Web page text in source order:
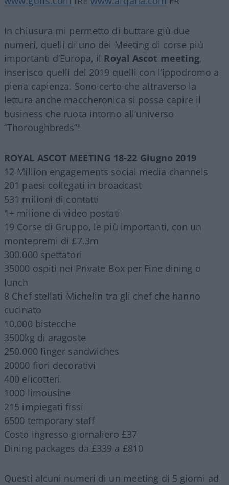
In chiusura mi permetto di buttare giù due
numeri, quelli di uno dei Meeting di corse più
importanti d’Europa, il Royal Ascot meeting,
inserisco quelli del 2019 quelli con l’ippodromo a
piena capienza. Sono certo che attraverso la
lettura anche maccheronica si possa capire il
business che ruota intorno all’universo
“Thoroughbreds”!
ROYAL ASCOT MEETING 18-22 Giugno 2019
12 Million engagements social media channels
201 paesi collegati in broadcast
531 milioni di contatti
1+ milione di video postati
19 Corse di Gruppo, le più importanti, con un
montepremi di £7.3m
300.000 spettatori
35000 ospiti nei Private Box per Fine dining o
lunch
8 Chef stellati Michelin tra gli chef che hanno
cucinato
10.000 bistecche
3500kg di aragoste
250.000 finger sandwiches
20000 fiori decorativi
400 elicotteri
1000 limousine
215 impiegati fissi
6500 temporary staff
Costo ingresso giornaliero £37
Dining packages da £339 a £810
Questi alcuni numeri di un meeting di 5 giorni ad